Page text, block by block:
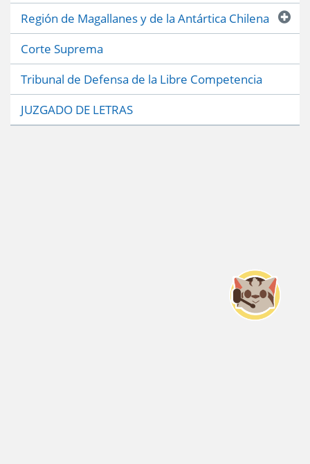
Región de Magallanes y de la Antártica Chilena
Corte Suprema
Tribunal de Defensa de la Libre Competencia
JUZGADO DE LETRAS